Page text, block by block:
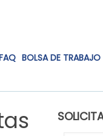
BOLSA DE TRABAJO